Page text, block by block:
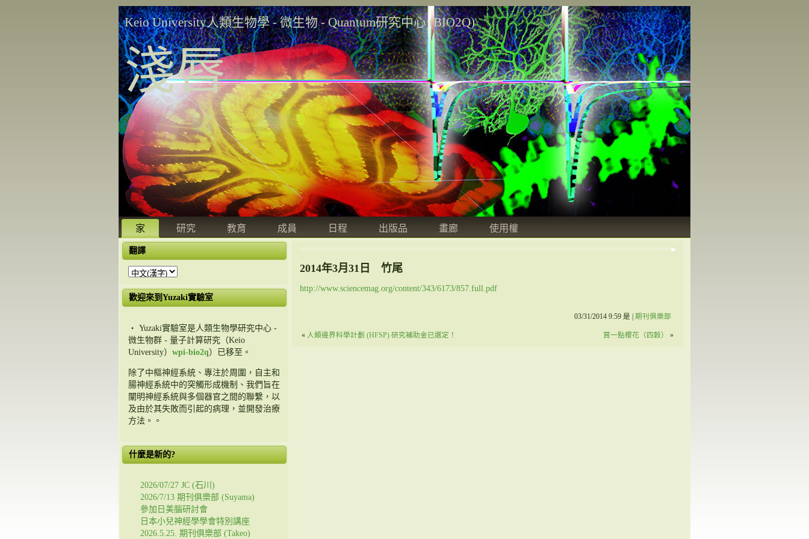
Keio University人類生物學 - 微生物 - Quantum研究中心 (BIO2Q)
淺唇
家 研究 教育 成員 日程 出版品 畫廊 使用權
翻譯
歡迎來到Yuzaki實驗室
・ Yuzaki實驗室是人類生物學研究中心 -
微生物群 - 量子計算研究（Keio
University） wpi-bio2q）已移至。
除了中樞神經系統、專注於周圍，自主和
腸神經系統中的突觸形成機制、我們旨在
闡明神經系統與多個器官之間的聯繫，以
及由於其失敗而引起的病理，並開發治療
方法。。
什麼是新的?
2026/07/27 JC (石川)
2026/7/13 期刊俱樂部 (Suyama)
參加日美腦研討會
日本小兒神經學學會特別講座
2026.5.25. 期刊俱樂部 (Takeo)
2014年3月31日 竹尾
http://www.sciencemag.org/content/343/6173/857.full.pdf
03/31/2014 9:59 是 |期刊俱樂部
« 人類邊界科學計劃 (HFSP) 研究補助金已選定！ 賞一點櫻花（四穀） »